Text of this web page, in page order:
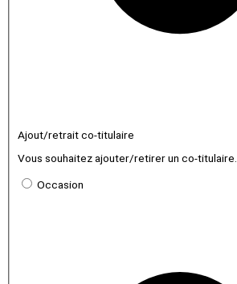
Ajout/retrait co-titulaire
Vous souhaitez ajouter/retirer un co-titulaire.
Occasion